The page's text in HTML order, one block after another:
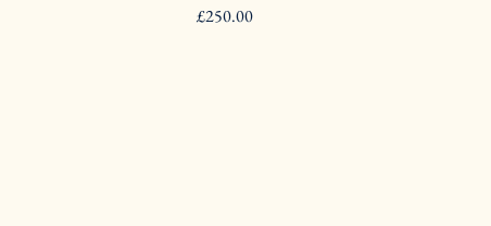
Pris
£250.00